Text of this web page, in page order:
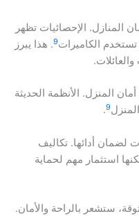
المنازل. الإحصائيات تظهر
9. هذا يبرز
المنزل. الأنظمة الحديثة
9
.
لضمان أدائها. تكاليف
استثمار مهم لحماية
ستشعر بالراحة والأمان.